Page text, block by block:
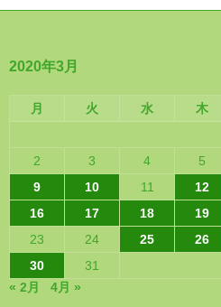
2020年3月
月 火 水 木
2
3 4 5
9
10 11 12
16
17 18 19
23
24 25 26
30
31
« 2月
4月 »